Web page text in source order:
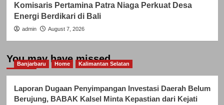
Komisaris Pertamina Patra Niaga Perkuat Desa
Energi Berdikari di Bali
admin August 7, 2026
You may have missed
Banjarbaru Home Kalimantan Selatan
Laporan Dugaan Penyimpangan Investasi Daerah Belum
Berujung, BABAK Kalsel Minta Kepastian dari Kejati